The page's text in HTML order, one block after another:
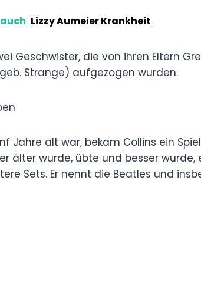
Lizzy Aumeier Krankheit
Geschwister, die von ihren Eltern
Strange) aufgezogen wurden.
Jahre alt war, bekam Collins ein
älter wurde, übte und besser wurde,
Sets. Er nennt die Beatles und